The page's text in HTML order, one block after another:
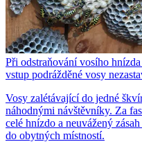
Při odstraňování vosího
vstup podrážděné vosy
Vosy zalétávající do jedné
náhodnými návštěvníky. Za
celé hnízdo a neuvážený
do obytných místností.